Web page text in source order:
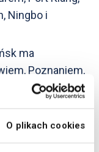
O plikach cookies
Ningbo i
ma
Poznaniem,
Włocławkiem,